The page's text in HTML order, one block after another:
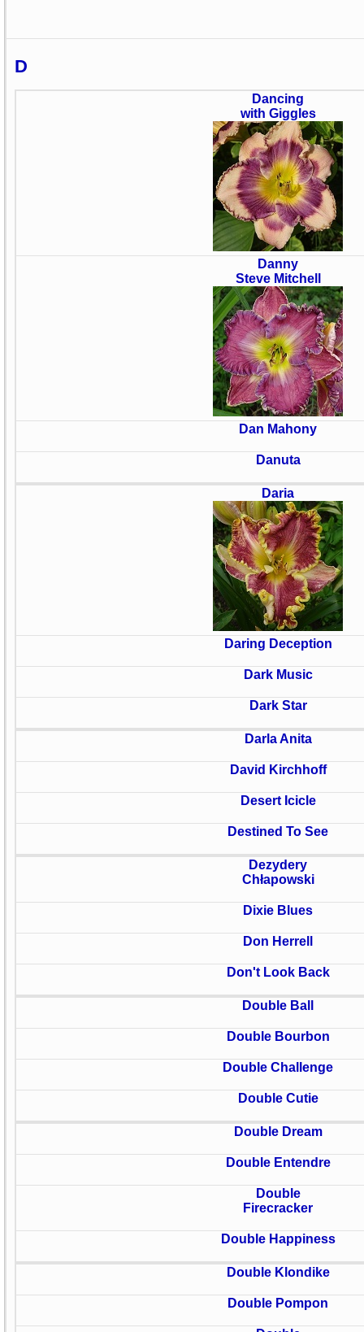
D
Dancing
with Giggles
Danny
Steve Mitchell
Dan Mahony
Danuta
Daria
Daring Deception
Dark Music
Dark Star
Darla Anita
David Kirchhoff
Desert Icicle
Destined To See
Dezydery
Chłapowski
Dixie Blues
Don Herrell
Don't Look Back
Double Ball
Double Bourbon
Double Challenge
Double Cutie
Double Dream
Double Entendre
Double
Firecracker
Double Happiness
Double Klondike
Double Pompon